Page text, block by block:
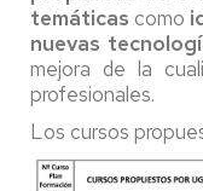
temáticas como
nuevas
mejora de la
profesionales.
Los cursos